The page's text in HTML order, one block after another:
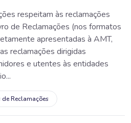
respeitam às reclamações
de Reclamações (nos formatos
apresentadas à AMT,
reclamações dirigidas
e utentes às entidades
Reclamações